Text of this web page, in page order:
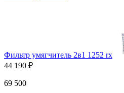
Фильтр умягчитель 2в1 1252 rx
44 190 ₽
69 500